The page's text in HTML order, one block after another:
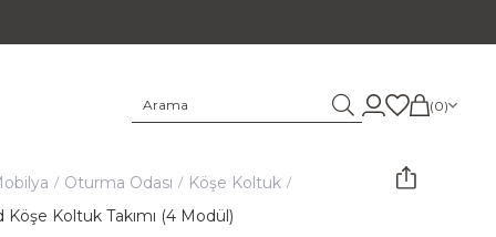
0
Oturma Odası
Köşe Koltuk
Koltuk Takımı (4 Modül)